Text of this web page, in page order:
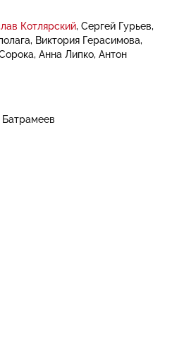
Котлярский Сергей Гурьев
Виктория Герасимова
Анна Липко Антон